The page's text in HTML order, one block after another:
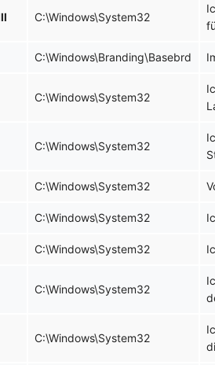
C:\Windows\System32
C:\Windows\Branding\Basebrd
C:\Windows\System32
C:\Windows\System32
C:\Windows\System32
C:\Windows\System32
C:\Windows\System32
C:\Windows\System32
C:\Windows\System32